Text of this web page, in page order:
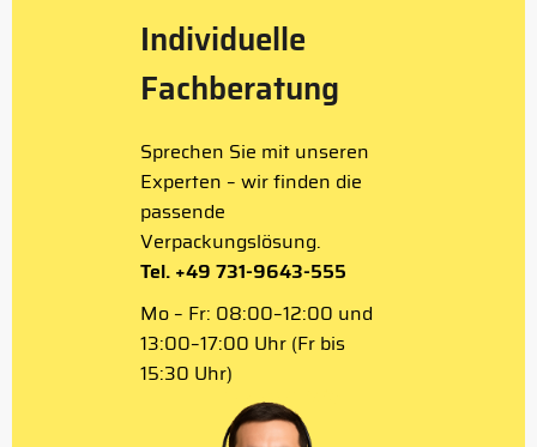
Individuelle
Fachberatung
Sprechen Sie mit unseren
Experten – wir finden die
passende
Verpackungslösung.
Tel. +49 731-9643-555
Mo – Fr: 08:00–12:00 und
13:00–17:00 Uhr (Fr bis
15:30 Uhr)